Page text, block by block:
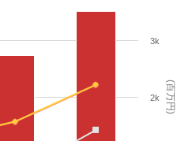
(百万円)
2k
3k